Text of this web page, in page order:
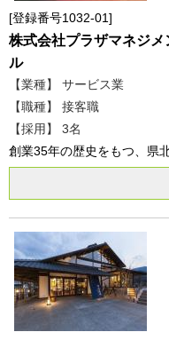
登録番号1032-01
株式会社プラザマネジ
ル
【業種】 サービス業
【職種】 接客職
【採用】 3名
創業35年の歴史をもつ、県